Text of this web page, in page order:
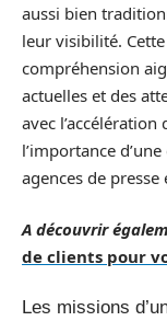
aussi bien
leur visibilité.
compréhension
actuelles et des
avec
l’importance
agences de
A découvrir
de clients pour
Les missions